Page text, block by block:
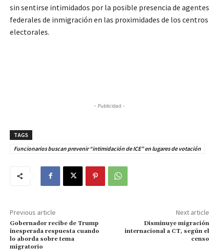
sin sentirse intimidados por la posible presencia de agentes
federales de inmigración en las proximidades de los centros
electorales.
- Publicidad -
TAGS
Funcionarios buscan prevenir “intimidación de ICE” en lugares de votación
Previous article
Gobernador recibe de Trump
inesperada respuesta cuando
lo aborda sobre tema
migratorio
Next article
Disminuye migración
internacional a CT, según el
censo